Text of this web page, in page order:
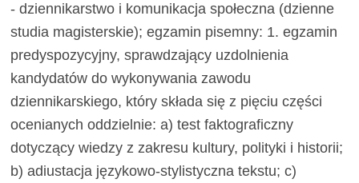
- dziennikarstwo i komunikacja społeczna (dzienne
studia magisterskie); egzamin pisemny: 1. egzamin
predyspozycyjny, sprawdzający uzdolnienia
kandydatów do wykonywania zawodu
dziennikarskiego, który składa się z pięciu części
ocenianych oddzielnie: a) test faktograficzny
dotyczący wiedzy z zakresu kultury, polityki i historii;
b) adiustacja językowo-stylistyczna tekstu; c)